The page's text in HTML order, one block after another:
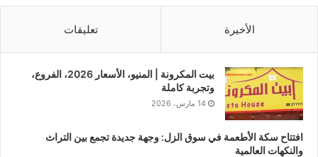
الأخيرة تعليقات
بيت المكرونة | المنيو، الأسعار 2026، الفروع،
وتجربة كاملة
14 مارس، 2026
افتتاح سكة الأطعمة في سوق الزل: وجهة جديدة تجمع بين التراث
والنكهات العالمية